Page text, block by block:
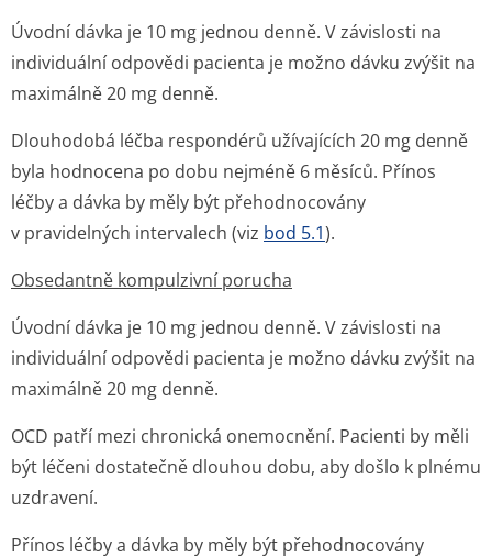
Úvodní dávka je 10 mg jednou denně. V závislosti na
individuální odpovědi pacienta je možno dávku zvýšit na
maximálně 20 mg denně.
Dlouhodobá léčba respondérů užívajících 20 mg denně
byla hodnocena po dobu nejméně 6 měsíců. Přínos
léčby a dávka by měly být přehodnocovány
v pravidelných intervalech (viz bod 5.1).
Obsedantně kompulzivní porucha
Úvodní dávka je 10 mg jednou denně. V závislosti na
individuální odpovědi pacienta je možno dávku zvýšit na
maximálně 20 mg denně.
OCD patří mezi chronická onemocnění. Pacienti by měli
být léčeni dostatečně dlouhou dobu, aby došlo k plnému
uzdravení.
Přínos léčby a dávka by měly být přehodnocovány